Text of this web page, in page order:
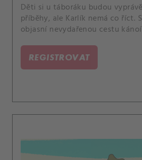
Děti si u táboráku budou
příběhy, ale Karlík nemá co říct.
objasní nevydařenou cestu
REGISTROVAT